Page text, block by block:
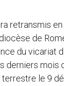
retransmis
de
du vicariat
derniers mois
terrestre le 9